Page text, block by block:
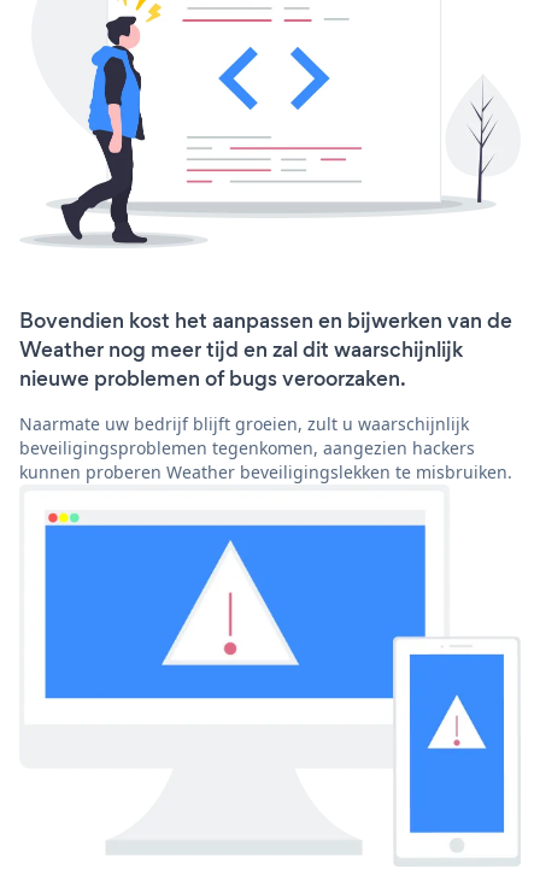
Bovendien kost het aanpassen en bijwerken van de
Weather nog meer tijd en zal dit waarschijnlijk
nieuwe problemen of bugs veroorzaken.
Naarmate uw bedrijf blijft groeien, zult u waarschijnlijk
beveiligingsproblemen tegenkomen, aangezien hackers
kunnen proberen Weather beveiligingslekken te misbruiken.